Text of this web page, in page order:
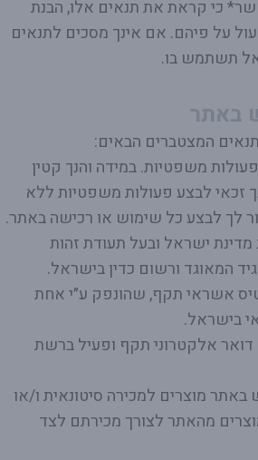
כי קראת את תנאים אלו, הבנת
על פיהם. אם אינך מסכים לתנאים
תשתמש בו.
באתר
המצטברים הבאים:
משפטיות. במידה והנך קטין
18) או אינך זכאי לבצע פעולות משפטיות ללא
לך לבצע כל שימוש או רכישה באתר.
ישראל ובעל תעודת זהות
המאוגד ורשום כדין בישראל.
אשראי תקף, שהונפק ע״י אחת
בישראל.
אלקטרוני תקף ופעיל ברשת
מוצרים למכירה סיטונאית ו/או
מהאתר לצורך מכירתם לצד